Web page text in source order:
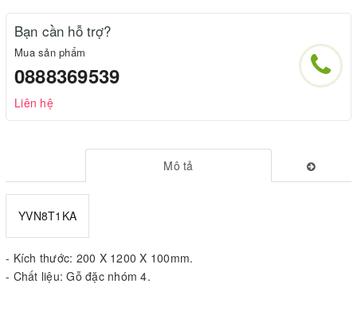
Bạn cần hỗ trợ?
Mua sản phẩm
0888369539
Liên hệ
Mô tả
YVN8T1KA
- Kích thước: 200 X 1200 X 100mm.
- Chất liệu: Gỗ đặc nhóm 4.